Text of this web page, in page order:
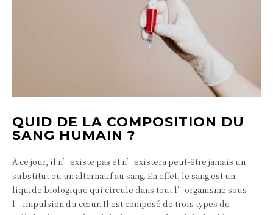
QUID DE LA COMPOSITION DU
SANG HUMAIN ?
À ce jour, il n’existe pas et n’existera peut-être jamais un
substitut ou un alternatif au sang. En effet, le sang est un
liquide biologique qui circule dans tout l’organisme sous
l’impulsion du cœur. Il est composé de trois types de